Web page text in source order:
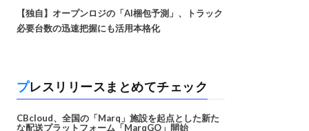
【独自】オープンロジの「AI梱包予測」、トラック
必要台数の迅速把握にも活用本格化
プレスリリースまとめてチェック
CBcloud、全国の「Marq」施設を起点とした新た
な配送プラットフォーム「MarqGO」開始